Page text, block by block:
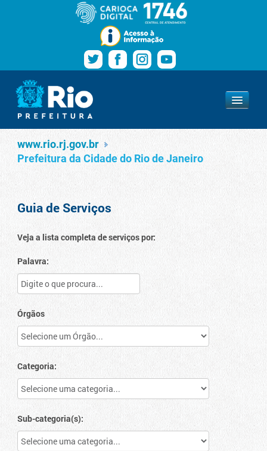
Pular para o conteúdo
Navegação
www.rio.rj.gov.br
Serviços
www.rio.rj.gov.br
Prefeitura da Cidade do Rio de Janeiro
Guia de Serviços
Veja a lista completa de serviços por:
Palavra:
Órgãos
Categoria:
Sub-categoria(s):